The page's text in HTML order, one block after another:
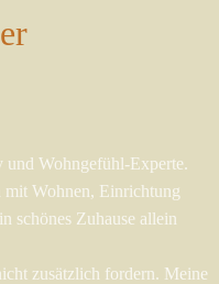
Wohngefühl-Experte.
mit Wohnen, Einrichtung
schönes Zuhause allein
zusätzlich fordern. Meine